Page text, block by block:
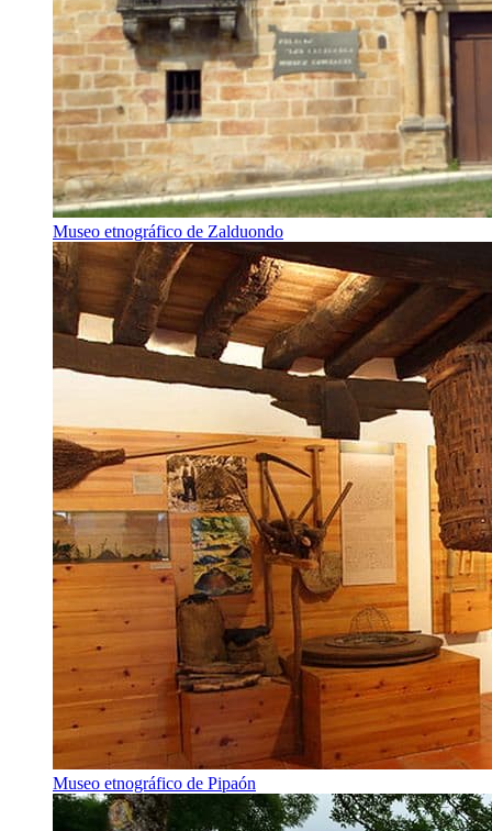
Museo etnográfico de Zalduondo
Museo etnográfico de Pipaón